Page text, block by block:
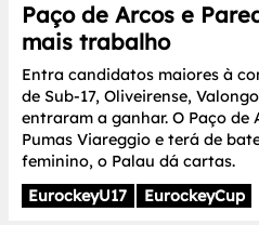
Paço de Arcos e
mais trabalho
Entra candidatos maiores à
de Sub-17, Oliveirense,
entraram a ganhar. O Paço
Pumas Viareggio e terá de
feminino, o Palau dá cartas.
EurockeyU17
EurockeyCup